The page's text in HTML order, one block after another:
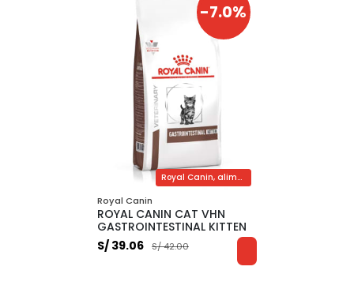
-7.0%
Royal Canin, alimento medicado gastrointestinal para gatitos
Royal Canin
ROYAL CANIN CAT VHN
GASTROINTESTINAL KITTEN
S/ 39.06
S/ 42.00